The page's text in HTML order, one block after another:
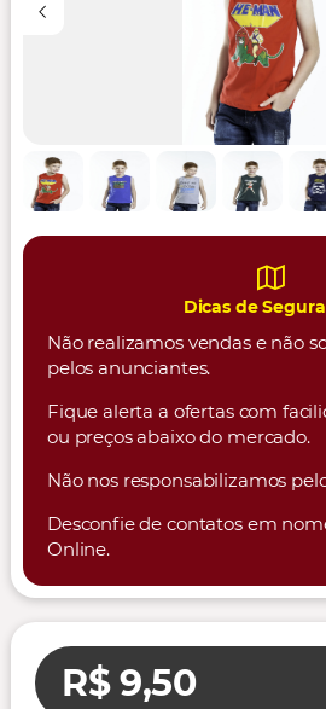
Dicas de
Não realizamos vendas e não
pelos anunciantes.
Fique alerta a ofertas com
ou preços abaixo do mercado.
Não nos responsabilizamos
Desconfie de contatos em
Online.
R$ 9,50